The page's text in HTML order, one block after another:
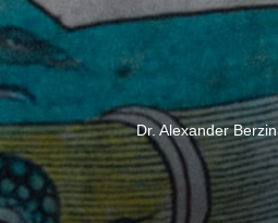
Dr. Alexander Berzin